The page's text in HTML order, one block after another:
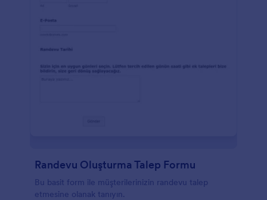
Randevu Oluşturma Talep Formu
Bu basit form ile müşterilerinizin randevu talep
etmesine olanak tanıyın.